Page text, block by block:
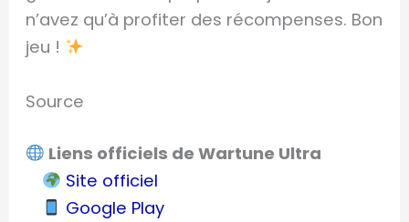
n’avez qu’à profiter des récompenses. Bon
jeu !
Source
Liens officiels de Wartune Ultra
Site officiel
Google Play